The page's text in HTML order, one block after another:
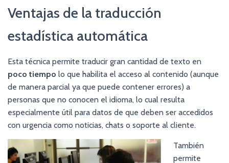
Ventajas de la traducción
estadística automática
Esta técnica permite traducir gran cantidad de texto en
poco tiempo lo que habilita el acceso al contenido (aunque
de manera parcial ya que puede contener errores) a
personas que no conocen el idioma, lo cual resulta
especialmente útil para datos de que deben ser accedidos
con urgencia como noticias, chats o soporte al cliente.
También
permite